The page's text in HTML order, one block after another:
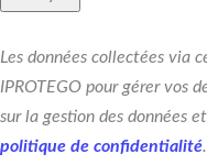
Les données collectées via
IPROTEGO pour gérer vos
sur la gestion des données
politique de confidentialité.